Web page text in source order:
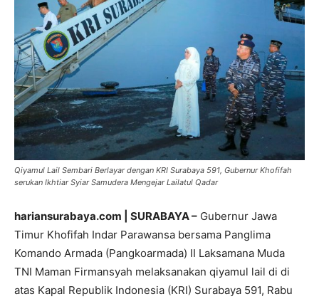
Qiyamul Lail Sembari Berlayar dengan KRI Surabaya 591, Gubernur Khofifah
serukan Ikhtiar Syiar Samudera Mengejar Lailatul Qadar
hariansurabaya.com | SURABAYA – Gubernur Jawa
Timur Khofifah Indar Parawansa bersama Panglima
Komando Armada (Pangkoarmada) II Laksamana Muda
TNI Maman Firmansyah melaksanakan qiyamul lail di di
atas Kapal Republik Indonesia (KRI) Surabaya 591, Rabu